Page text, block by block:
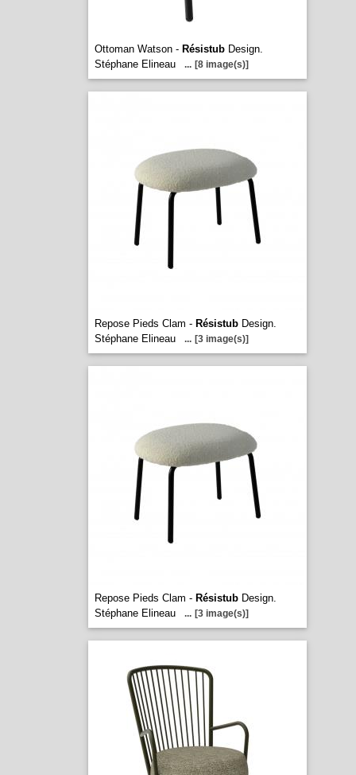
Ottoman Watson - RésistubDesign.
Stéphane Elineau
... [8 image(s)]
Repose Pieds Clam - RésistubDesign.
Stéphane Elineau
... [3 image(s)]
Repose Pieds Clam - RésistubDesign.
Stéphane Elineau
... [3 image(s)]